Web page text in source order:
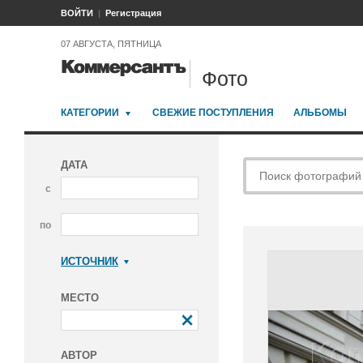
ВОЙТИ Регистрация
07 АВГУСТА, ПЯТНИЦА
Фото
КАТЕГОРИИ СВЕЖИЕ ПОСТУПЛЕНИЯ АЛЬБОМЫ
ДАТА
с
по
ИСТОЧНИК
МЕСТО
АВТОР